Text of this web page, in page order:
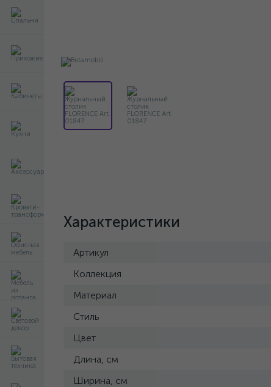
Характеристики
Артикул
Коллекция
Материал
Стиль
Цвет
Длина, см
Ширина, см